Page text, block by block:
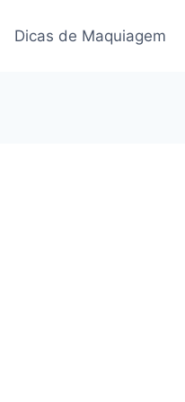
Dicas de Maquiagem